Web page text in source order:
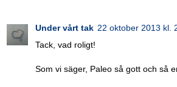
Under vårt tak 22 oktober 2013 kl.
Tack, vad roligt!
Som vi säger, Paleo så gott och så